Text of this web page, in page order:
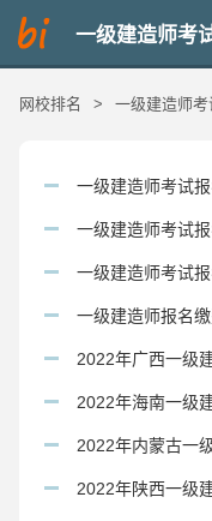
一级建造师考
网校排名 > 一级建造师考
一级建造师考试
一级建造师考试
一级建造师考试
吗？一级建造师报名
信息吗？2022年广西一级
要求 2022年海南一级
缴费时间2022年内蒙古一
方式及资料
2022年陕西一级